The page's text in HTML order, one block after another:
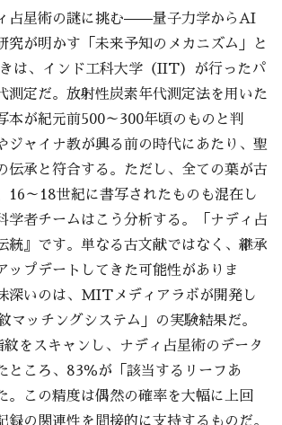
占星術の謎に挑む——量子力学からAI
究が明かす「未来予知のメカニズム」と
は、インド工科大学（IIT）が行ったパ
測定だ。放射性炭素年代測定法を用いた
本が紀元前500～300年頃のものと判
ジャイナ教が興る前の時代にあたり、聖
伝承と符合する。ただし、全ての葉が古
16～18世紀に書写されたものも混在し
学者チームはこう分析する。「ナディ占
統』です。単なる古文献ではなく、継承
ップデートしてきた可能性がありま
深いのは、MITメディアラボが開発し
マッチングシステム」の実験結果だ。
をスキャンし、ナディ占星術のデータ
ところ、83％が「該当するリーフあ
。この精度は偶然の確率を大幅に上回
録の関連性を間接的に支持するものだ。